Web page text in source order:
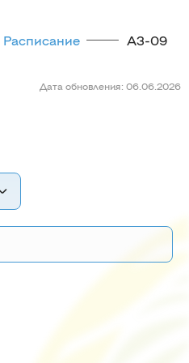
Расписание А3-09
Дата обновления: 06.06.2026